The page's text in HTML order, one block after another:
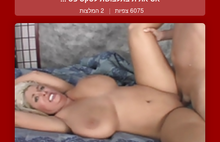
6075 צפיות | 2 המלצות